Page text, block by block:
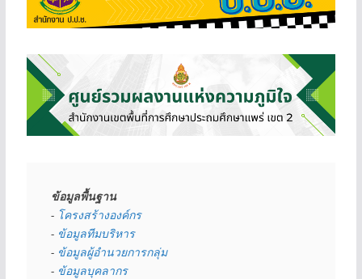
ข้อมูลพื้นฐาน
- โครงสร้างองค์กร
- ข้อมูลทีมบริหาร
- ข้อมูลผู้อำนวยการกลุ่ม
- ข้อมูลบุคลากร